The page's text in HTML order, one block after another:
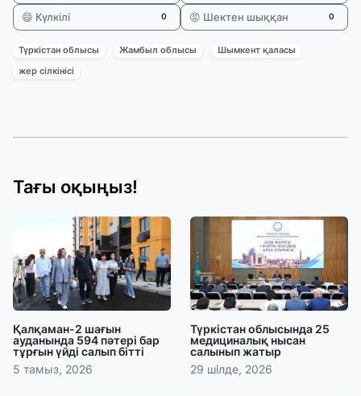
😄 Күлкілі 0 😡 Шектен шыққан 0
Түркістан облысы Жамбыл облысы
Шымкент қаласы
жер сілкінісі
Тағы оқыңыз!
Қалқаман-2 шағын
ауданында 594 пәтері бар
тұрғын үйді салып бітті
5 тамыз, 2026
Түркістан облысында 25
медициналық нысан
салынып жатыр
29 шілде, 2026